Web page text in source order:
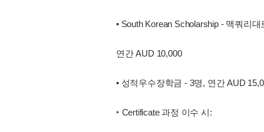
• South Korean Scholarship - 맥쿼리
연간 AUD 10,000
• 성적우수장학금 - 3명, 연간 AUD
‣ Certificate 과정 이수 시: